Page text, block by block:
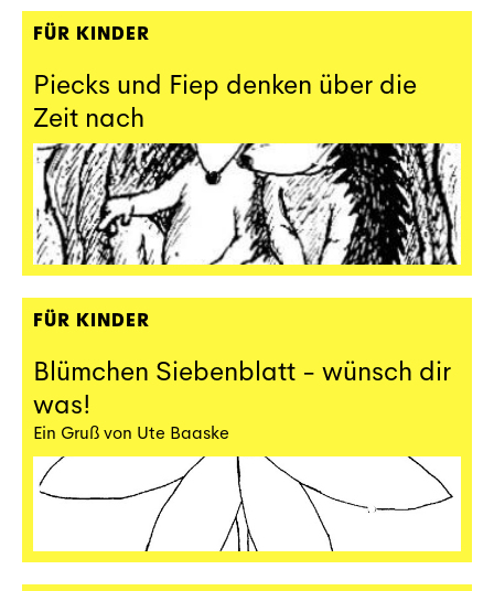
FÜR KINDER
Piecks und Fiep denken über die
Zeit nach
FÜR KINDER
Blümchen Siebenblatt - wünsch dir
was!
Ein Gruß von Ute Baaske